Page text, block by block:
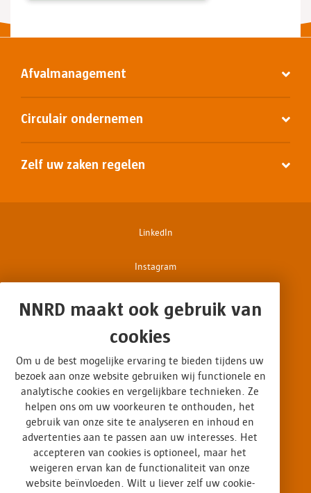
Afvalmanagement
Circulair ondernemen
Zelf uw zaken regelen
LinkedIn
Instagram
Facebook
Disclaimer
Privacy & cookies
Op interesse gebaseerde advertenties
Algemene voorwaarden
Certificaten
NNRD maakt ook gebruik van
cookies
Om u de best mogelijke ervaring te bieden tijdens uw
bezoek aan onze website gebruiken wij functionele en
analytische cookies en vergelijkbare technieken. Ze
helpen ons om uw voorkeuren te onthouden, het
gebruik van onze site te analyseren en inhoud en
advertenties aan te passen aan uw interesses. Het
accepteren van cookies is optioneel, maar het
weigeren ervan kan de functionaliteit van onze
website beïnvloeden. Wilt u liever zelf uw cookie-